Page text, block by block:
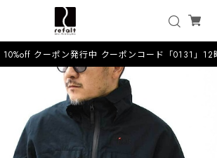
クーポン発行中 クーポンコード「0131」12